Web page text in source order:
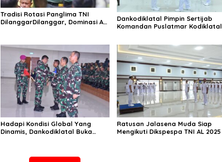
Tradisi Rotasi Panglima TNI
DilanggarDilanggar, Dominasi AD
Dankodiklatal Pimpin Sertijab
Komandan Puslatmar Kodiklatal
Hadapi Kondisi Global Yang
Dinamis, Dankodiklatal Buka
Ratusan Jalasena Muda Siap
Mengikuti Dikspespa TNI AL 2025